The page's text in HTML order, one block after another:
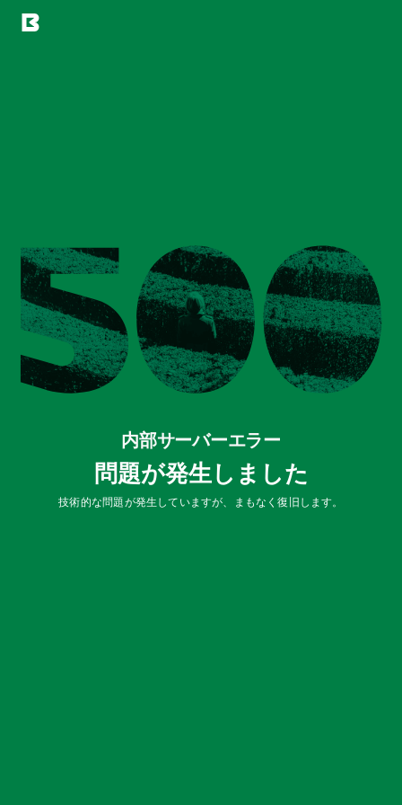
内部サーバーエラー
問題が発生しました
技術的な問題が発生していますが、まもなく復旧します。